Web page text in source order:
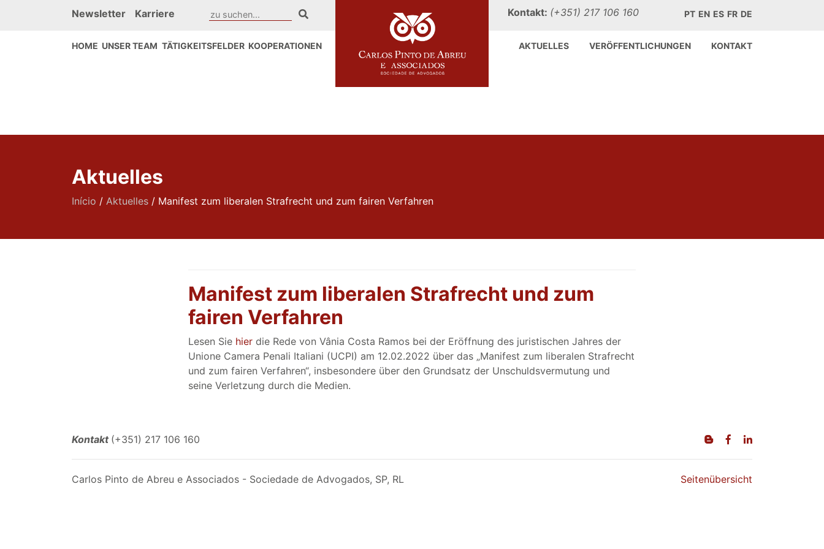
Newsletter Karriere Kontakt: (+351) 217 106 160 PT EN ES FR DE
HOME UNSER TEAM TÄTIGKEITSFELDER KOOPERATIONEN AKTUELLES VERÖFFENTLICHUNGEN KONTAKT
Aktuelles
Início / Aktuelles / Manifest zum liberalen Strafrecht und zum fairen Verfahren
Manifest zum liberalen Strafrecht und zum
fairen Verfahren
Lesen Sie hier die Rede von Vânia Costa Ramos bei der Eröffnung des juristischen Jahres der
Unione Camera Penali Italiani (UCPI) am 12.02.2022 über das „Manifest zum liberalen Strafrecht
und zum fairen Verfahren“, insbesondere über den Grundsatz der Unschuldsvermutung und
seine Verletzung durch die Medien.
Kontakt (+351) 217 106 160
Carlos Pinto de Abreu e Associados - Sociedade de Advogados, SP, RL Seitenübersicht